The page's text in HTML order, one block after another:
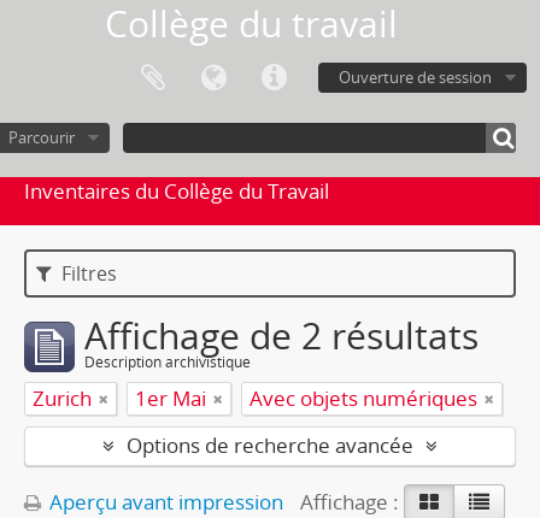
Collège du travail
Ouverture de session
Parcourir
Inventaires du Collège du Travail
Filtres
Affichage de 2 résultats
Description archivistique
Zurich 1er Mai
Avec objets numériques
Options de recherche avancée
Aperçu avant impression
Affichage :